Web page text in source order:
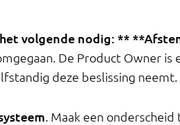
volgende nodig: **
De Product Owner is
deze beslissing neemt.
. Maak een onderscheid